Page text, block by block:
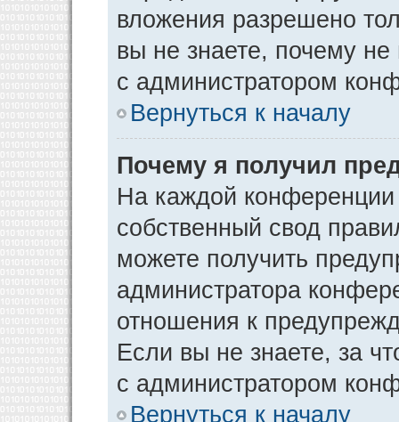
вложения разрешено
вы не знаете, почему
с администратором
Вернуться к началу
Почему я получил
На каждой конференции
собственный свод
можете получить
администратора
отношения к
Если вы не знаете, за
с администратором
Вернуться к началу